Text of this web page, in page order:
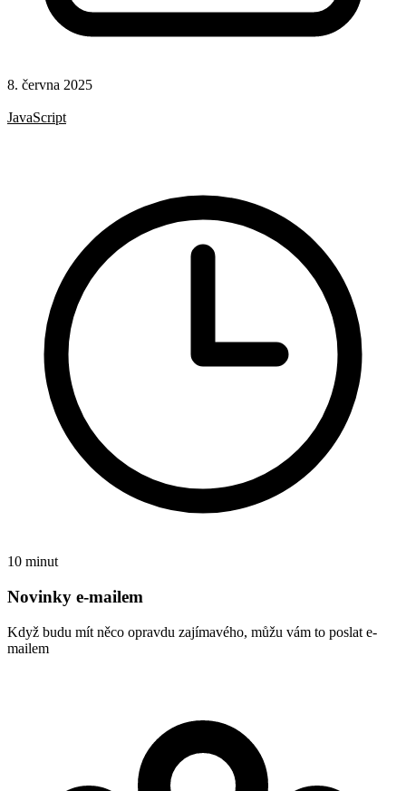
8. června 2025
JavaScript
10 minut
Novinky e-mailem
Když budu mít něco opravdu zajímavého, můžu vám to poslat e-
mailem